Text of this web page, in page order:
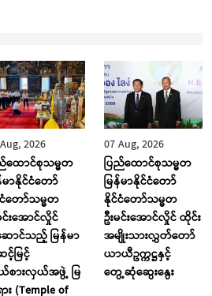
2026
ထောင်စုသမ္မတ
မာနိုင်ငံတော်
တော်သမ္မတ
င်းအောင်လှိုင်
ောင်သည့် မြန်မာ
မြင့်
ားလှယ်အဖွဲ့ မြ
း (Temple of
07 Aug, 2026
ပြည်ထောင်စုသမ္မတ
မြန်မာနိုင်ငံတော်
နိုင်ငံတော်သမ္မတ
ဦးမင်းအောင်လှိုင် ထိုင်း
အမျိုးသားလွှတ်တော်
ယာယီဥက္ကဋ္ဌနှင့်
တွေ့ဆုံဆွေးနွေး